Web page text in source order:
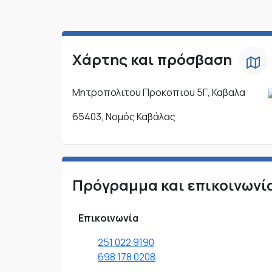
Χάρτης και πρόσβαση
Μητροπολιτου Προκοπιου 5Γ, Καβαλα
65403, Νομός Καβάλας
Πρόγραμμα και
Επικοινωνία
251 022 9190
698 178 0208